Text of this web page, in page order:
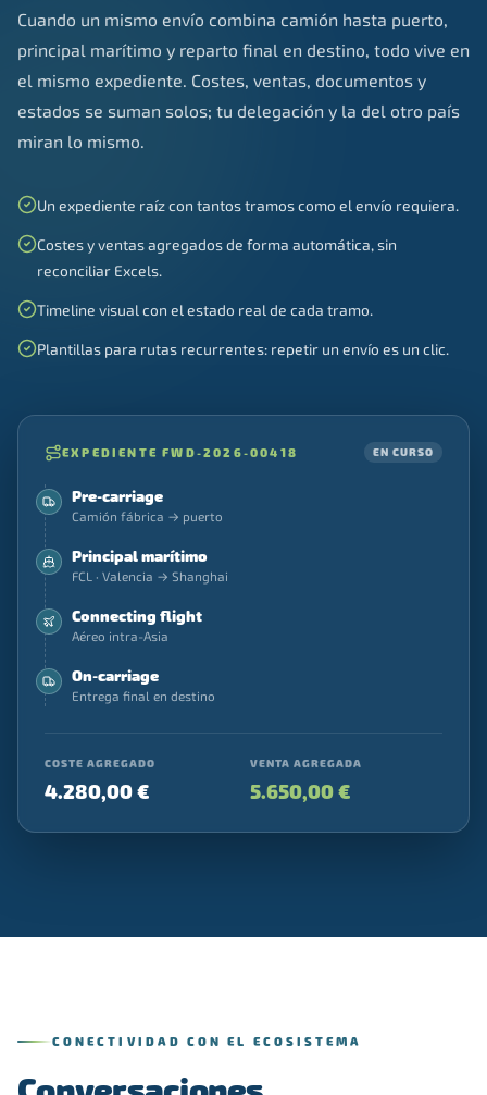
Cuando un mismo envío combina camión hasta puerto,
principal marítimo y reparto final en destino, todo vive en
el mismo expediente. Costes, ventas, documentos y
estados se suman solos; tu delegación y la del otro país
miran lo mismo.
Un expediente raíz con tantos tramos como el envío requiera.
Costes y ventas agregados de forma automática, sin
reconciliar Excels.
Timeline visual con el estado real de cada tramo.
Plantillas para rutas recurrentes: repetir un envío es un clic.
EXPEDIENTE FWD-2026-00418 EN CURSO
Pre-carriage
Camión fábrica → puerto
Principal marítimo
FCL · Valencia → Shanghai
Connecting flight
Aéreo intra-Asia
On-carriage
Entrega final en destino
COSTE AGREGADO
4.280,00 €
VENTA AGREGADA
5.650,00 €
CONECTIVIDAD CON EL ECOSISTEMA